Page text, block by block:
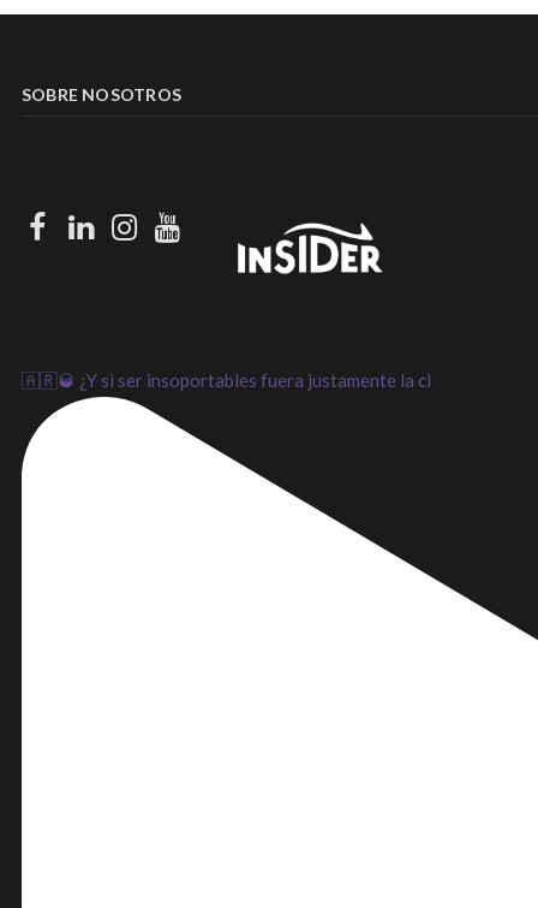
SOBRE NOSOTROS
Facebook
LinkedIn
Instagram
Youtube
🇦🇷🥃 ¿Y si ser insoportables fuera justamente la cl